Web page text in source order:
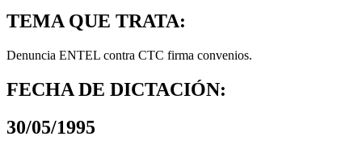
TEMA QUE TRATA:
Denuncia ENTEL contra CTC firma convenios.
FECHA DE DICTACIÓN:
30/05/1995